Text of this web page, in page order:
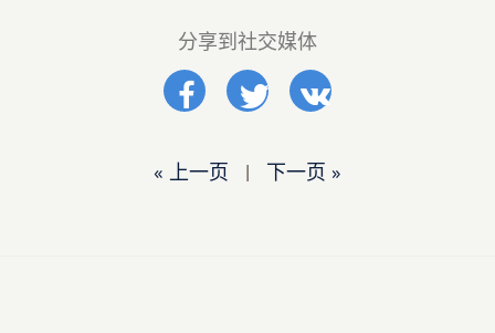
分享到社交媒体
« 上一页 | 下一页 »